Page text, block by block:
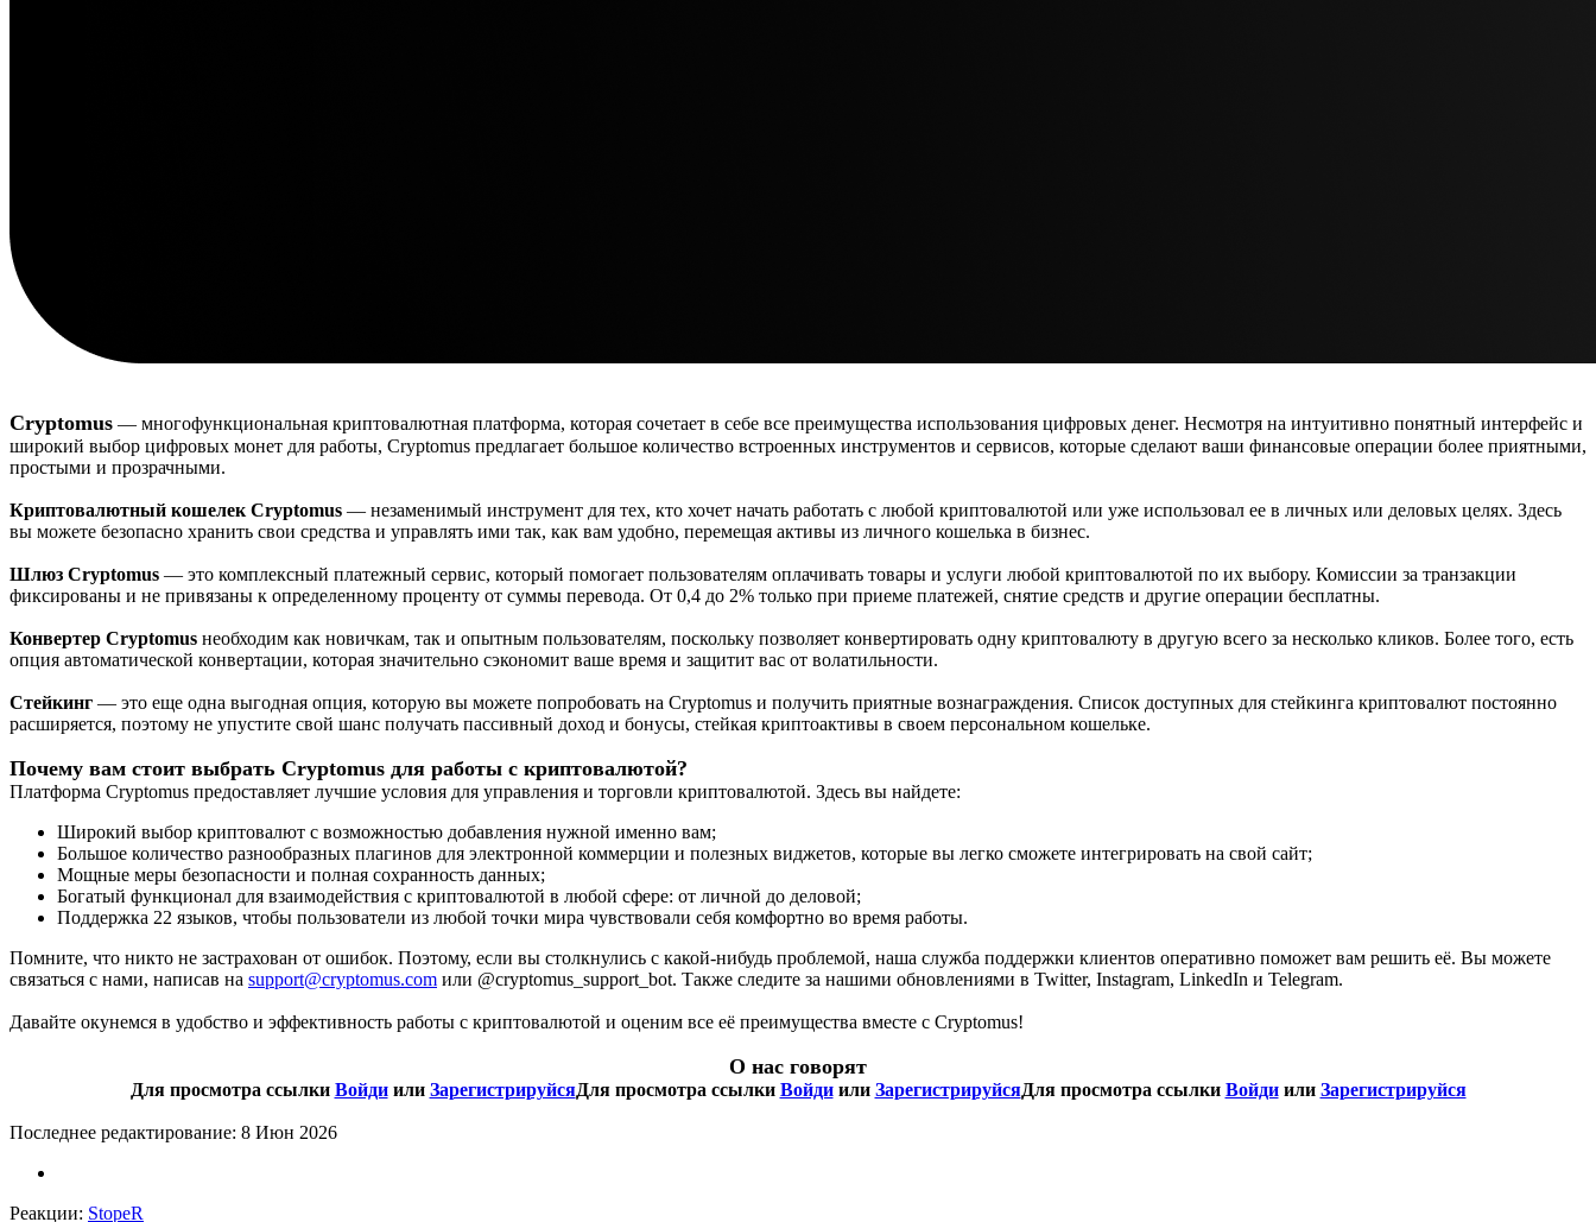
Cryptomus — многофункциональная криптовалютная платформа, которая сочетает в себе все преимущества использования цифровых денег. Несмотря на интуитивно понятный интерфейс и
широкий выбор цифровых монет для работы, Cryptomus предлагает большое количество встроенных инструментов и сервисов, которые сделают ваши финансовые операции более приятными,
простыми и прозрачными.
Криптовалютный кошелек Cryptomus — незаменимый инструмент для тех, кто хочет начать работать с любой криптовалютой или уже использовал ее в личных или деловых целях. Здесь
вы можете безопасно хранить свои средства и управлять ими так, как вам удобно, перемещая активы из личного кошелька в бизнес.
Шлюз Cryptomus — это комплексный платежный сервис, который помогает пользователям оплачивать товары и услуги любой криптовалютой по их выбору. Комиссии за транзакции
фиксированы и не привязаны к определенному проценту от суммы перевода. От 0,4 до 2% только при приеме платежей, снятие средств и другие операции бесплатны.
Конвертер Cryptomus необходим как новичкам, так и опытным пользователям, поскольку позволяет конвертировать одну криптовалюту в другую всего за несколько кликов. Более того, есть
опция автоматической конвертации, которая значительно сэкономит ваше время и защитит вас от волатильности.
Стейкинг — это еще одна выгодная опция, которую вы можете попробовать на Cryptomus и получить приятные вознаграждения. Список доступных для стейкинга криптовалют постоянно
расширяется, поэтому не упустите свой шанс получать пассивный доход и бонусы, стейкая криптоактивы в своем персональном кошельке.
Почему вам стоит выбрать Cryptomus для работы с криптовалютой?
Платформа Cryptomus предоставляет лучшие условия для управления и торговли криптовалютой. Здесь вы найдете:
Широкий выбор криптовалют с возможностью добавления нужной именно вам;
Большое количество разнообразных плагинов для электронной коммерции и полезных виджетов, которые вы легко сможете интегрировать на свой сайт;
Мощные меры безопасности и полная сохранность данных;
Богатый функционал для взаимодействия с криптовалютой в любой сфере: от личной до деловой;
Поддержка 22 языков, чтобы пользователи из любой точки мира чувствовали себя комфортно во время работы.
Помните, что никто не застрахован от ошибок. Поэтому, если вы столкнулись с какой-нибудь проблемой, наша служба поддержки клиентов оперативно поможет вам решить её. Вы можете
связаться с нами, написав на support@cryptomus.com или @cryptomus_support_bot. Также следите за нашими обновлениями в Twitter, Instagram, LinkedIn и Telegram.
Давайте окунемся в удобство и эффективность работы с криптовалютой и оценим все её преимущества вместе с Cryptomus!
О нас говорят
Для просмотра ссылки Войди или ЗарегистрируйсяДля просмотра ссылки Войди или ЗарегистрируйсяДля просмотра ссылки Войди или Зарегистрируйся
Последнее редактирование: 8 Июн 2026
Реакции: StopeR